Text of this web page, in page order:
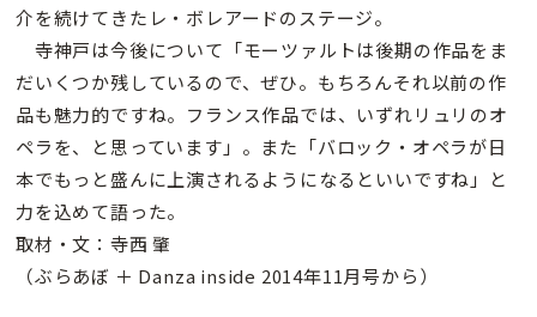
介を続けてきたレ・ボレアードのステージ。
寺神戸は今後について「モーツァルトは後期の作品をま
だいくつか残しているので、ぜひ。もちろんそれ以前の作
品も魅力的ですね。フランス作品では、いずれリュリのオ
ペラを、と思っています」。また「バロック・オペラが日
本でもっと盛んに上演されるようになるといいですね」と
力を込めて語った。
取材・文：寺西 肇
（ぶらあぼ ＋ Danza inside 2014年11月号から）